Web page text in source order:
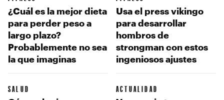
¿Cuál es la mejor dieta
para perder peso a
largo plazo?
Probablemente no sea
la que imaginas
Usa el press vikingo
para desarrollar
hombros de
strongman con estos
ingeniosos ajustes
SALUD ACTUALIDAD